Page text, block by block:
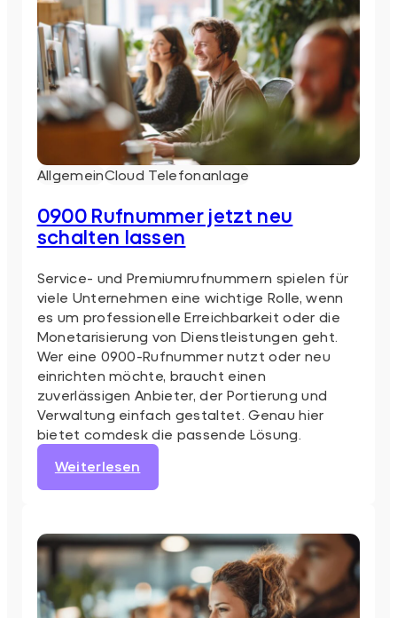
AllgemeinCloud Telefonanlage
0900 Rufnummer jetzt neu
schalten lassen
Service- und Premiumrufnummern spielen für
viele Unternehmen eine wichtige Rolle, wenn
es um professionelle Erreichbarkeit oder die
Monetarisierung von Dienstleistungen geht.
Wer eine 0900-Rufnummer nutzt oder neu
einrichten möchte, braucht einen
zuverlässigen Anbieter, der Portierung und
Verwaltung einfach gestaltet. Genau hier
bietet comdesk die passende Lösung.
Weiterlesen
0900
neu
schalten
lassen